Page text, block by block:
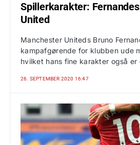
Spillerkarakter:
United
Manchester Uniteds Bruno
kampafgørende for klubben ude
hvilket hans fine karakter også er
26. SEPTEMBER 2020 16:47